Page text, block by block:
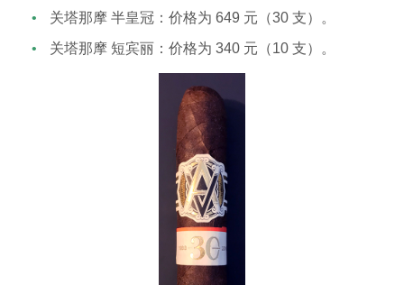
关塔那摩 半皇冠：价格为 649 元（30 支）。
关塔那摩 短宾丽：价格为 340 元（10 支）。